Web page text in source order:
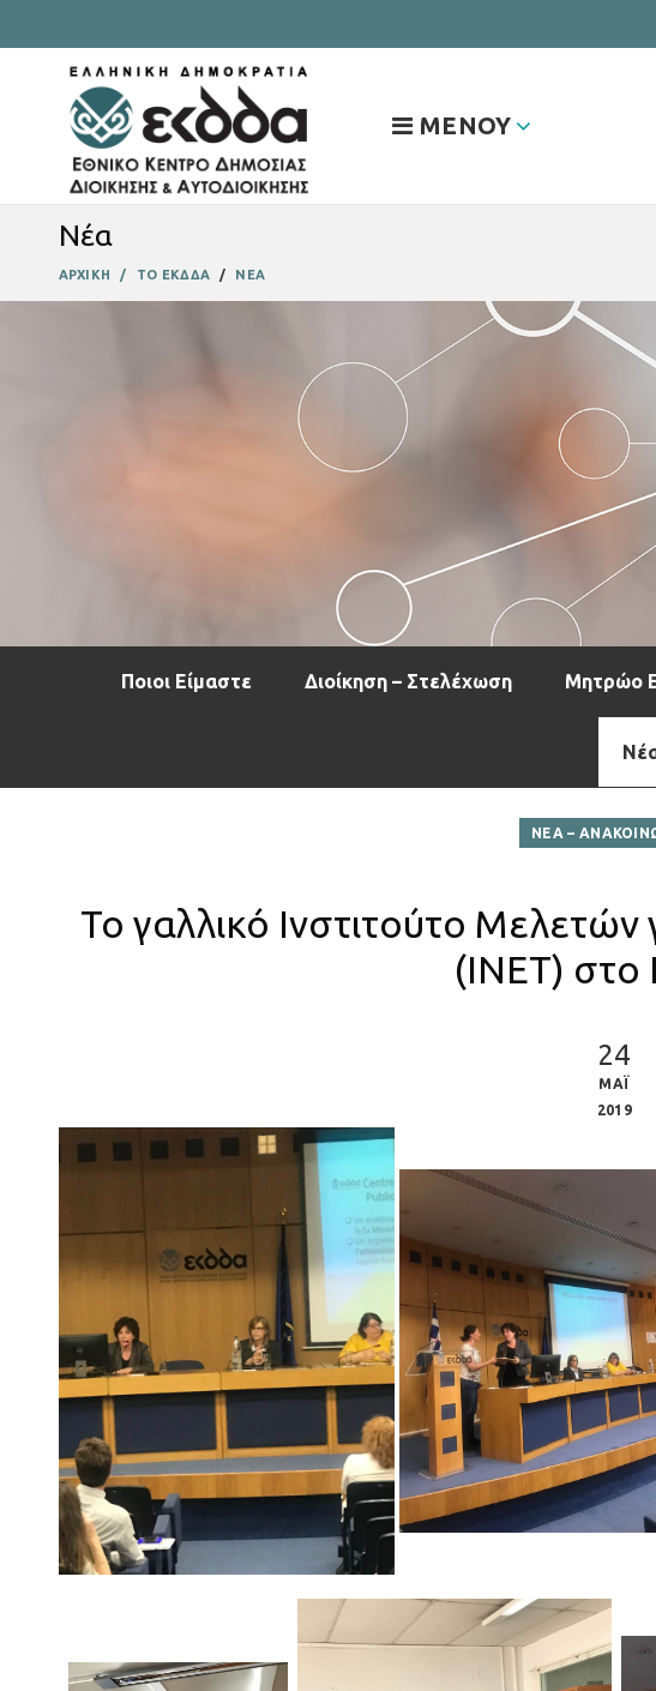
ΜΕΝΟΥ
Νέα
ΑΡΧΙΚΗ ΤΟ ΕΚΔΔΑ ΝΕΑ
Ποιοι Είμαστε Διοίκηση – Στελέχωση Μητρώο
ΝΕΑ –
Το γαλλικό Ινστιτούτο Μελετών
(ΙΝΕΤ)
24
ΜΑΪ
2019